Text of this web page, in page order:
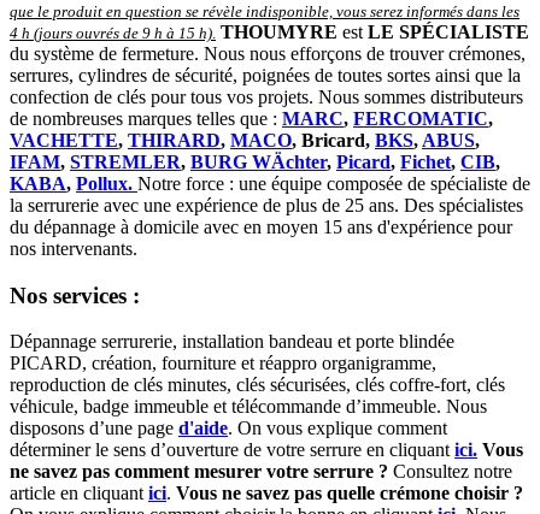
que le produit en question se révèle indisponible, vous serez informés dans les
4 h (jours ouvrés de 9 h à 15 h) THOUMYRE est LE SPÉCIALISTE
du système de fermeture. Nous nous efforçons de trouver crémones,
serrures, cylindres de sécurité, poignées de toutes sortes ainsi que la
confection de clés pour tous vos projets. Nous sommes distributeurs
de nombreuses marques telles que : MARC, FERCOMATIC,
VACHETTE, THIRARD, MACO, Bricard, BKS, ABUS,
IFAM, STREMLER, BURG WÄchter, Picard, Fichet, CIB,
KABA, Pollux. Notre force : une équipe composée de spécialiste de
la serrurerie avec une expérience de plus de 25 ans. Des spécialistes
du dépannage à domicile avec en moyen 15 ans d'expérience pour
nos intervenants.
Nos services :
Dépannage serrurerie, installation bandeau et porte blindée
PICARD, création, fourniture et réappro organigramme,
reproduction de clés minutes, clés sécurisées, clés coffre-fort, clés
véhicule, badge immeuble et télécommande d’immeuble. Nous
disposons d’une page d'aide. On vous explique comment
déterminer le sens d’ouverture de votre serrure en cliquant ici. Vous
ne savez pas comment mesurer votre serrure ? Consultez notre
article en cliquant ici. Vous ne savez pas quelle crémone choisir ?